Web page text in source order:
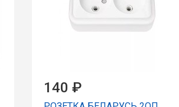
140 ₽